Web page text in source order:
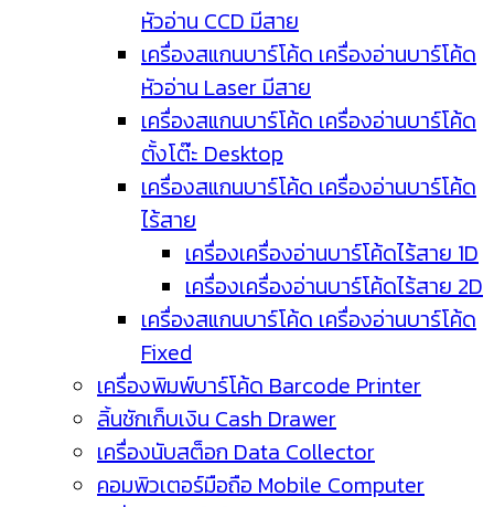
หัวอ่าน CCD มีสาย
เครื่องสแกนบาร์โค้ด เครื่องอ่านบาร์โค้ด
หัวอ่าน Laser มีสาย
เครื่องสแกนบาร์โค้ด เครื่องอ่านบาร์โค้ด
ตั้งโต๊ะ Desktop
เครื่องสแกนบาร์โค้ด เครื่องอ่านบาร์โค้ด
ไร้สาย
เครื่องเครื่องอ่านบาร์โค้ดไร้สาย 1D
เครื่องเครื่องอ่านบาร์โค้ดไร้สาย 2D
เครื่องสแกนบาร์โค้ด เครื่องอ่านบาร์โค้ด
Fixed
เครื่องพิมพ์บาร์โค้ด Barcode Printer
ลิ้นชักเก็บเงิน Cash Drawer
เครื่องนับสต็อก Data Collector
คอมพิวเตอร์มือถือ Mobile Computer